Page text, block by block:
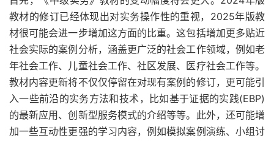
教材的修订已经体现出对实务操作性的重视，2025年版教
材很可能会进一步增加这方面的比重。这包括增加更多贴近
社会实际的案例分析，涵盖更广泛的社会工作领域，例如老
年社会工作、儿童社会工作、社区发展、医疗社会工作等。
教材内容更新将不仅仅停留在对现有案例的修订，更可能引
入一些前沿的实务方法和技术，比如基于证据的实践(EBP)
的最新应用、创新型服务模式的介绍等等。此外，还可能增
加一些互动性更强的学习内容，例如模拟案例演练、小组讨